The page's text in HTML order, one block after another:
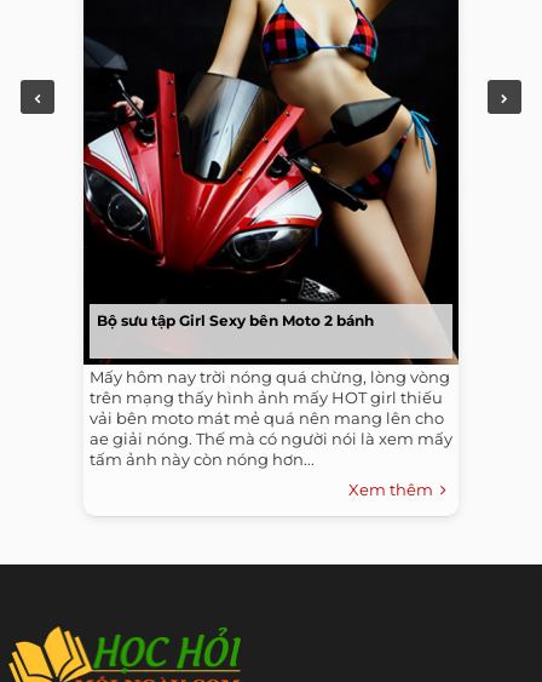
Bộ sưu tập Girl Sexy bên Moto 2 bánh
Mấy hôm nay trời nóng quá chừng, lòng vòng
trên mạng thấy hình ảnh mấy HOT girl thiếu
vải bên moto mát mẻ quá nên mang lên cho
ae giải nóng. Thế mà có người nói là xem mấy
tấm ảnh này còn nóng hơn...
Xem thêm